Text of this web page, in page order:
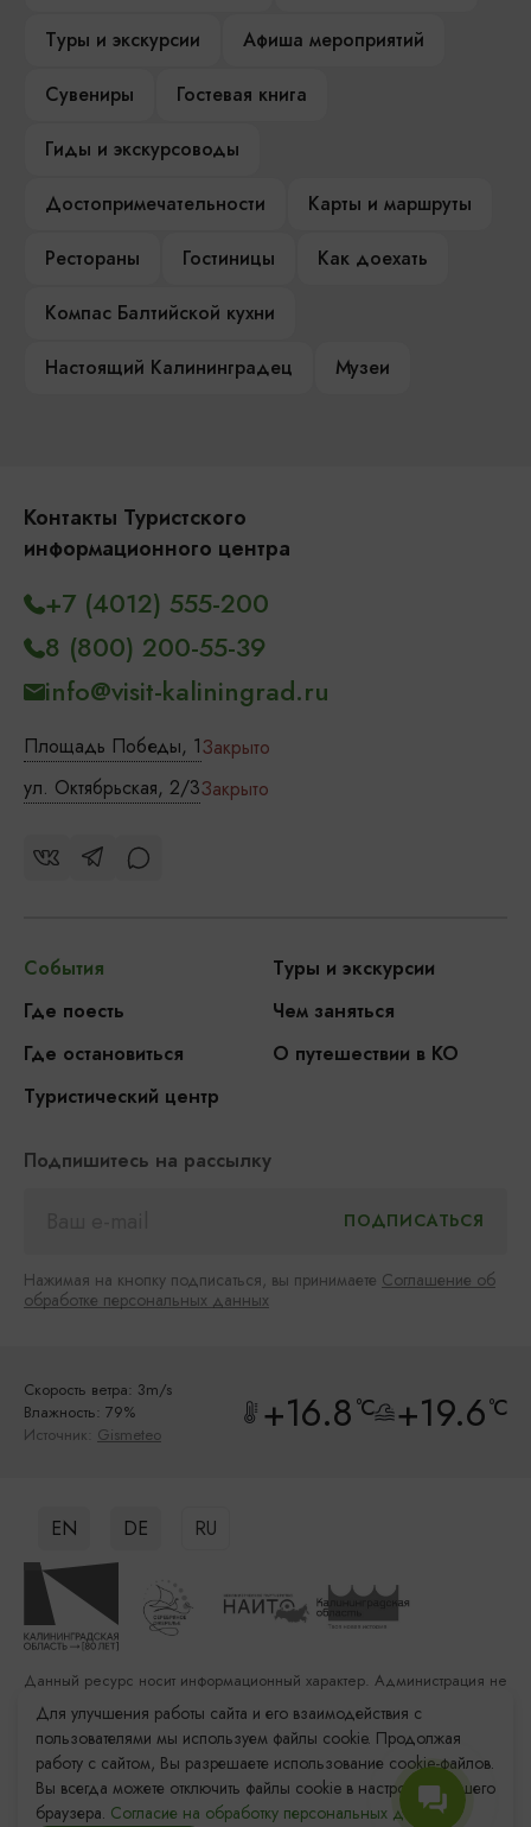
Туры и экскурсии
Афиша мероприятий
Сувениры
Гостевая книга
Гиды и экскурсоводы
Достопримечательности
Карты и маршруты
Рестораны
Гостиницы
Как доехать
Компас Балтийской кухни
Настоящий Калининградец
Музеи
Контакты Туристского
информационного центра
Площадь Победы, 1Закрыто
ул. Октябрьская, 2/3Закрыто
+7 (4012) 555-200
8 (800) 200-55-39
info@visit-kaliningrad.ru
События
Туры и экскурсии
Где поесть
Чем заняться
Где остановиться
О путешествии в КО
Туристический центр
Подпишитесь на рассылку
Нажимая на кнопку подписаться, вы принимаете Соглашение об
обработке персональных данных
Скорость ветра: 3m/s
Влажность: 79%
Источник: Gismeteo +16.8°C +19.6°C
EN DE RU
© 2011–2026 «Туристский информационный центр
Данный ресурс носит информационный характер. Администрация не
несет ответственности за качество услуг, предоставленных
сторонними организациями
Разработка сайта: «Решение»
Продвижение сайта: Remarka Agency
Для улучшения работы сайта и его взаимодействия с
пользователями мы используем файлы cookie. Продолжая
работу с сайтом, Вы разрешаете использование cookie-файлов.
Вы всегда можете отключить файлы cookie в настройках Вашего
браузера. Согласие на обработку персональных данных.